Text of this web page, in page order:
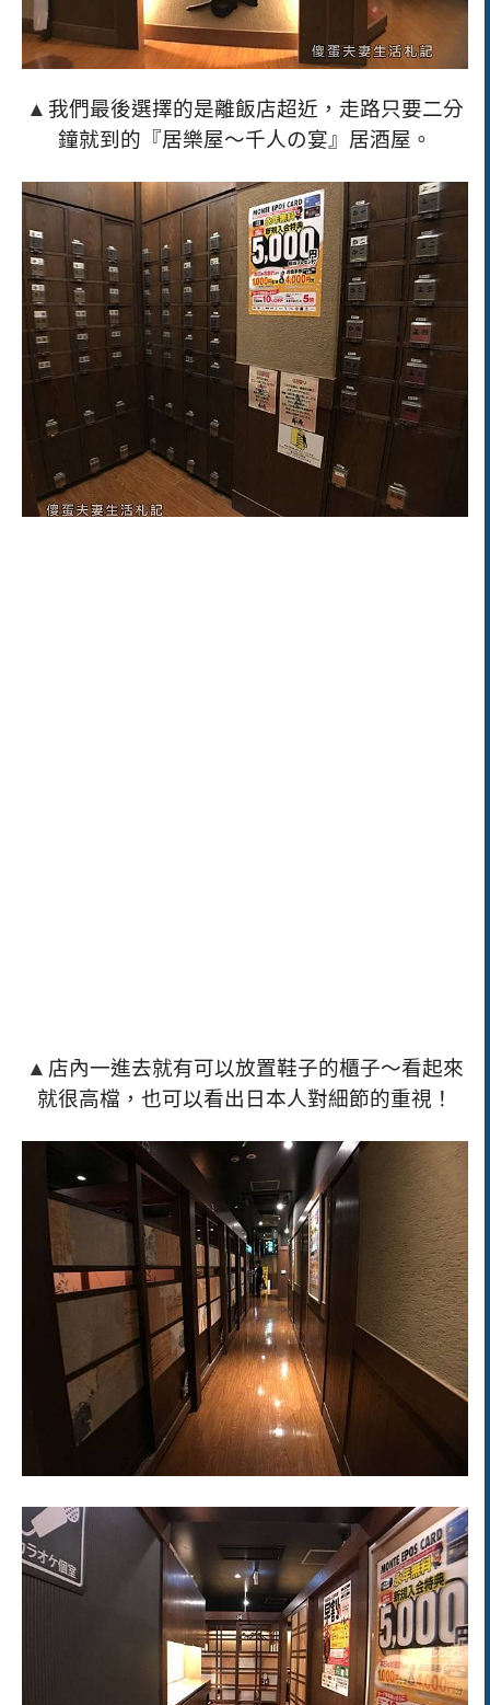
▲ 我們最後選擇的是離飯店超近，走路只要二分
鐘就到的『居樂屋～千人の宴』居酒屋。
▲ 店內一進去就有可以放置鞋子的櫃子～看起來
就很高檔，也可以看出日本人對細節的重視！